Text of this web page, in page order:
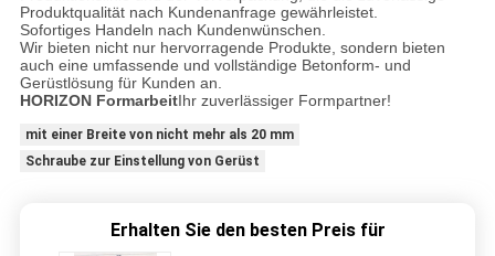
Produktqualität nach Kundenanfrage gewährleistet.
Sofortiges Handeln nach Kundenwünschen.
Wir bieten nicht nur hervorragende Produkte, sondern bieten
auch eine umfassende und vollständige Betonform- und
Gerüstlösung für Kunden an.
HORIZON FormarbeitIhr zuverlässiger Formpartner!
mit einer Breite von nicht mehr als 20 mm
Schraube zur Einstellung von Gerüst
Erhalten Sie den besten Preis für